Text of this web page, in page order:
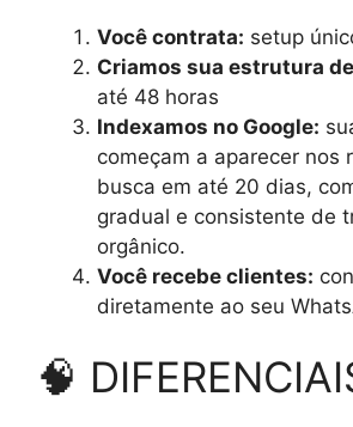
Você contrata: setup
Criamos sua estrutura
até 48 horas
Indexamos no Google:
começam a aparecer nos
busca em até 20 dias,
gradual e consistente de
orgânico.
Você recebe clientes:
diretamente ao seu
🧠